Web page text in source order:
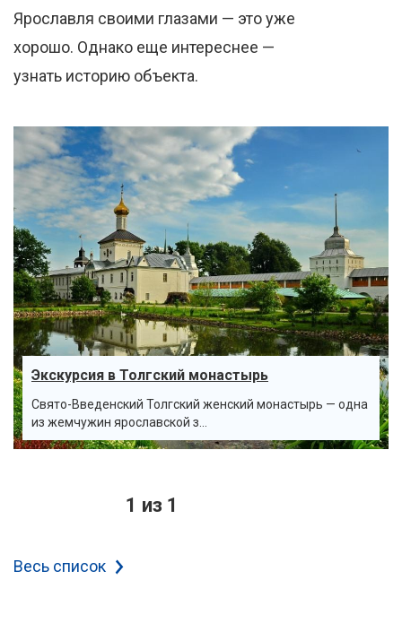
Ярославля своими глазами — это уже
хорошо. Однако еще интереснее —
узнать историю объекта.
Экскурсия в Толгский монастырь
Свято-Введенский Толгский женский монастырь — одна
из жемчужин ярославской з...
1 из 1
Весь список